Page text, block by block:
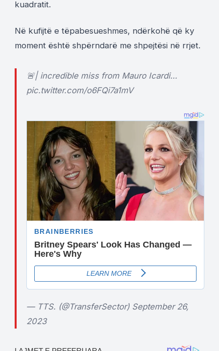
kuadratit.
Në kufijtë e tëpabesueshmes, ndërkohë që ky
moment është shpërndarë me shpejtësi në rrjet.
🚨| incredible miss from Mauro Icardi…
pic.twitter.com/o6FQi7a1mV
— TTS. (@TransferSector) September 26,
2023